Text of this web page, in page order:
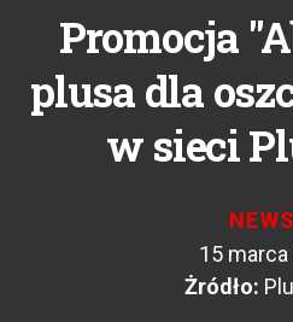
Promocja
plusa dla
w sieci
15
Żródło: